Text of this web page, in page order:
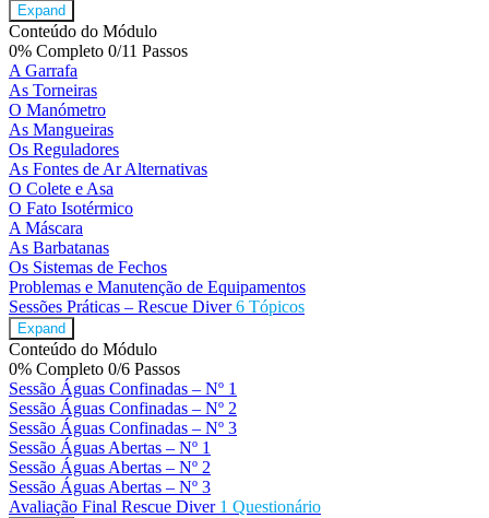
Expand
Conteúdo do Módulo
0% Completo 0/11 Passos
A Garrafa
As Torneiras
O Manómetro
As Mangueiras
Os Reguladores
As Fontes de Ar Alternativas
O Colete e Asa
O Fato Isotérmico
A Máscara
As Barbatanas
Os Sistemas de Fechos
Problemas e Manutenção de Equipamentos
Sessões Práticas – Rescue Diver 6 Tópicos
Expand
Conteúdo do Módulo
0% Completo 0/6 Passos
Sessão Águas Confinadas – Nº 1
Sessão Águas Confinadas – Nº 2
Sessão Águas Confinadas – Nº 3
Sessão Águas Abertas – Nº 1
Sessão Águas Abertas – Nº 2
Sessão Águas Abertas – Nº 3
Avaliação Final Rescue Diver 1 Questionário